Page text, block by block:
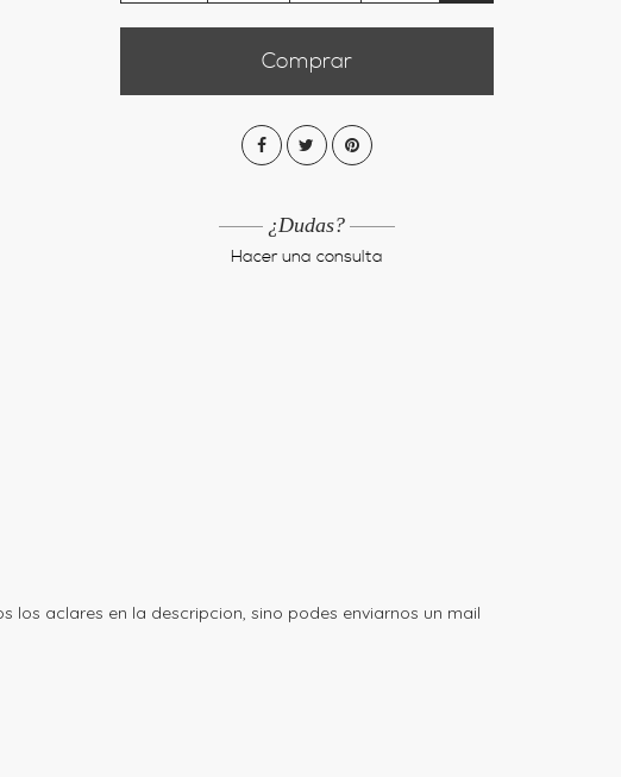
Comprar
¿Dudas?
Hacer una consulta
aclares en la descripcion, sino podes enviarnos un mail